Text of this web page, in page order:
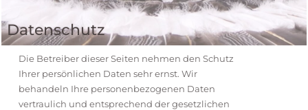
Datenschutz
Die Betreiber dieser Seiten nehmen den Schutz
Ihrer persönlichen Daten sehr ernst. Wir
behandeln Ihre personenbezogenen Daten
vertraulich und entsprechend der gesetzlichen